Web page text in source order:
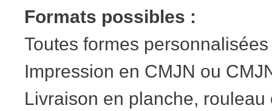
Formats possibles :
Toutes formes personnalisées
Impression en CMJN ou
Livraison en planche, rouleau